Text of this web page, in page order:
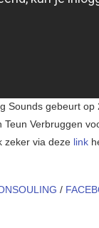
Sounds gebeurt
Verbruggen
zeker via deze link
/